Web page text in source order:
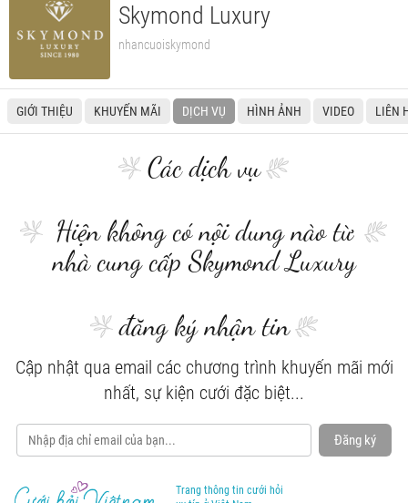
Skymond Luxury
nhancuoiskymond
GIỚI THIỆU KHUYẾN MÃI DỊCH VỤ HÌNH ẢNH VIDEO LIÊN
Các dịch vụ
Hiện không có nội dung nào từ
nhà cung cấp Skymond Luxury
đăng ký nhận tin
Cập nhật qua email các chương trình khuyến mãi mới
nhất, sự kiện cưới đặc biệt...
Đăng ký
Trang thông tin cưới hỏi